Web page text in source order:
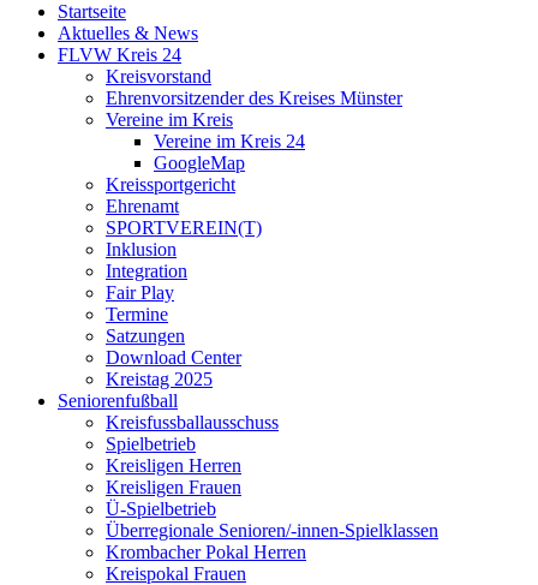
Startseite
Aktuelles & News
FLVW Kreis 24
Kreisvorstand
Ehrenvorsitzender des Kreises Münster
Vereine im Kreis
Vereine im Kreis 24
GoogleMap
Kreissportgericht
Ehrenamt
SPORTVEREIN(T)
Inklusion
Integration
Fair Play
Termine
Satzungen
Download Center
Kreistag 2025
Seniorenfußball
Kreisfussballausschuss
Spielbetrieb
Kreisligen Herren
Kreisligen Frauen
Ü-Spielbetrieb
Überregionale Senioren/-innen-Spielklassen
Krombacher Pokal Herren
Kreispokal Frauen